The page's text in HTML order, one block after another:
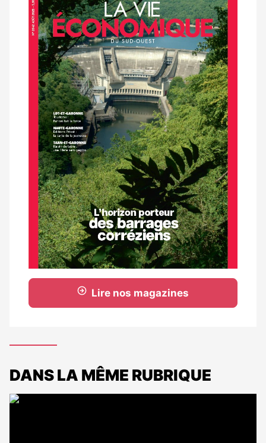
abonnés
dernier
magazine
Lire nos magazines
DANS LA MÊME RUBRIQUE